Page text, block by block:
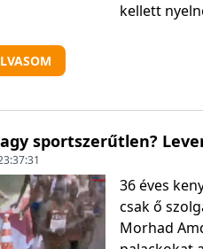
kellett
sportszerűtlen?
36 éves
csak ő
Morhad